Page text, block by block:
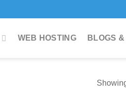
WEB HOSTING BLOGS